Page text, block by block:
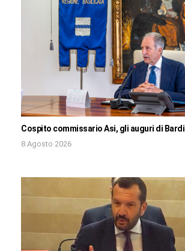
Cospito commissario Asi, gli auguri di Bardi
8 Agosto 2026